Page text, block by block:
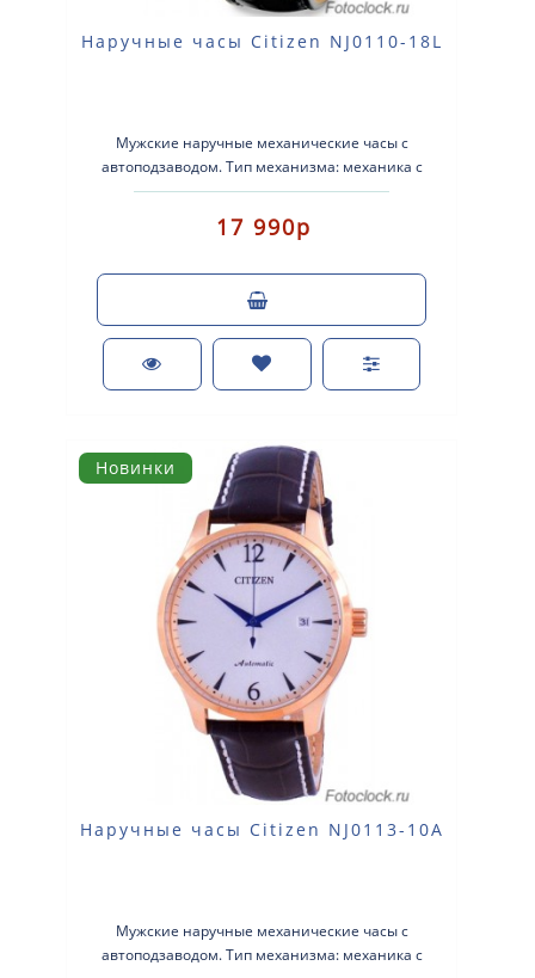
Наручные часы Citizen NJ0110-18L
Мужские наручные механические часы с
автоподзаводом. Тип механизма: механика с
автоматическим заводом. Корпус: нержавеющая
с..
17 990р
Новинки
Наручные часы Citizen NJ0113-10A
Мужские наручные механические часы с
автоподзаводом. Тип механизма: механика с